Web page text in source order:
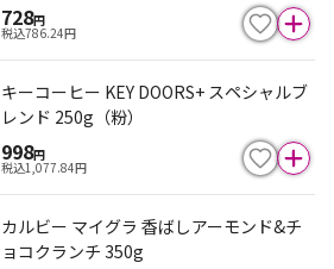
728円
税込786.24円
キーコーヒー KEY DOORS+ スペシャルブ
レンド 250g（粉）
998円
税込1,077.84円
カルビー マイグラ 香ばしアーモンド&チ
ョコクランチ 350g